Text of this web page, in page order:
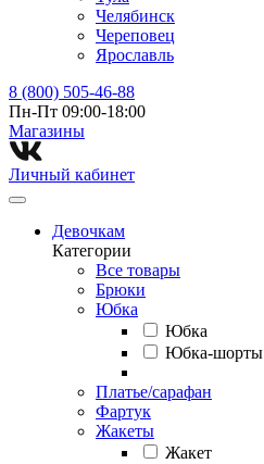
Челябинск
Череповец
Ярославль
8 (800) 505-46-88
Пн-Пт 09:00-18:00
Магазины⁠
Личный кабинет
Девочкам
Категории
Все товары
Брюки
Юбка
Юбка
Юбка-шорты
Платье/сарафан
Фартук
Жакеты
Жакет